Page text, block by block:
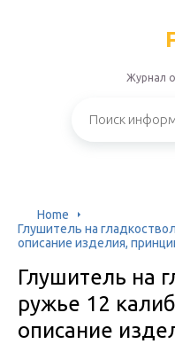
Журнал
Home
Глушитель на
описание изделия,
Глушитель на
ружье 12
описание